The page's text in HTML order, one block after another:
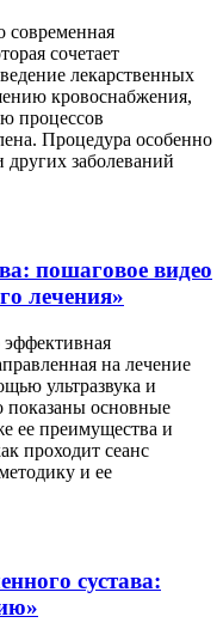
современная
сочетает
лекарственных
кровоснабжения,
процессов
Процедура особенно
других заболеваний
пошаговое видео
лечения»
на лечение
ультразвука и
показаны основные
ее преимущества и
проходит сеанс
и ее
сустава: